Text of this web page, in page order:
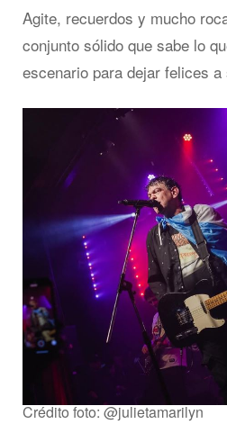
Agite, recuerdos y mucho
conjunto sólido que sabe lo
escenario para dejar felices
Crédito foto: @julietamarilyn